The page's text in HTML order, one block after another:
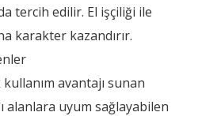
tercih edilir. El işçiliği ile
karakter kazandırır.
avantajı sunan
alanlara uyum sağlayabilen